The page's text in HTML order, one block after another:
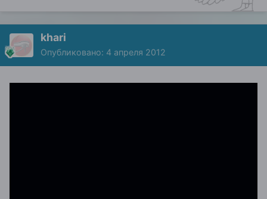
khari
Опубликовано: 4 апреля 2012